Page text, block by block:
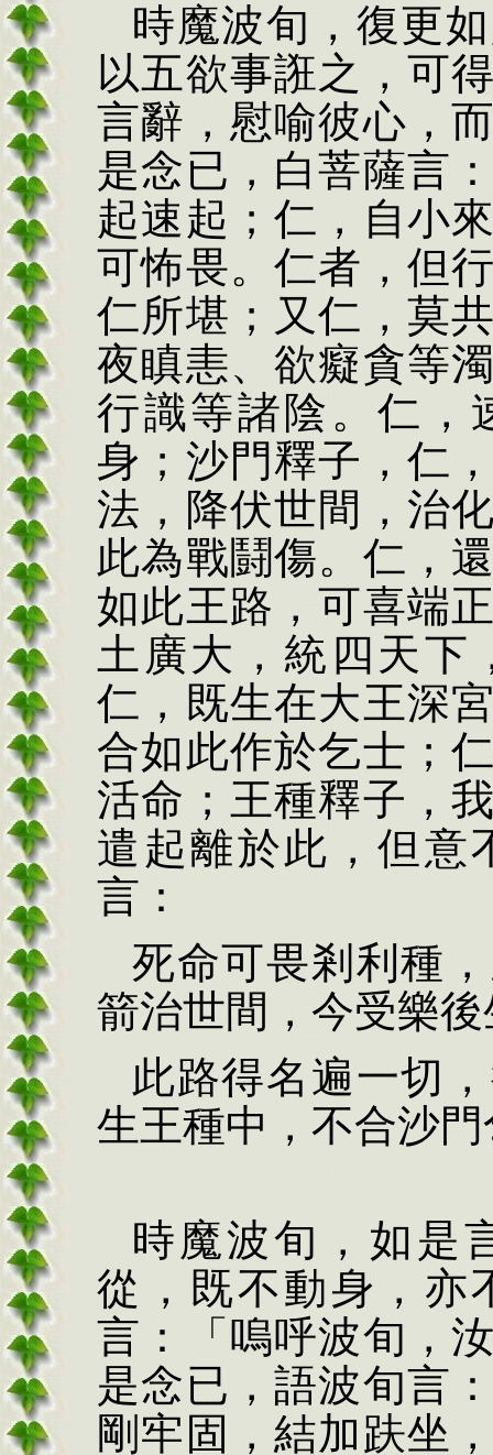
時魔波旬，復更
以五欲事誑之，可
言辭，慰喻彼心，
是念已，白菩薩言
起速起；仁，自小
可怖畏。仁者，但
仁所堪；又仁，莫
夜瞋恚、欲癡貪等
行識等諸陰。仁，
身；沙門釋子，仁
法，降伏世間，治
此為戰鬪傷。仁，
如此王路，可喜端
土廣大，統四天下
仁，既生在大王深
合如此作於乞士；
活命；王種釋子，
遣起離於此，但意
言：
死命可畏剎利種
箭治世間，今受樂
此路得名遍一切
生王種中，不合沙
時魔波旬，如是
從，既不動身，亦
言：「嗚呼波旬，
是念已，語波旬言
剛牢固，結加趺坐